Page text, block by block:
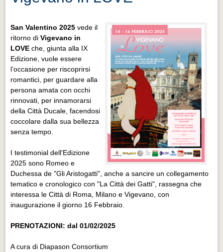
San Valentino 2025vede il
ritorno diVigevano in
LOVE che, giunta alla IX
Edizione, vuole essere
l’occasione per riscoprirsi
romantici, per guardare alla
persona amata con occhi
rinnovati, per innamorarsi
della Città Ducale, facendosi
coccolare dalla sua bellezza
senza tempo.
I testimonial dell'Edizione
2025 sono Romeo e
Duchessa de "Gli Aristogatti", anche a sancire un collegamento
tematico e cronologico con "La Città dei Gatti", rassegna che
interessa le Città di Roma, Milano e Vigevano, con
inaugurazione il giorno 16 Febbraio.
PRENOTAZIONI: dal 01/02/2025
A cura di Diapason Consortium